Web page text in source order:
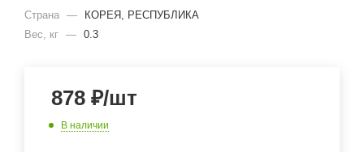
Страна —
КОРЕЯ, РЕСПУБЛИКА
Вес, кг — 0.3
878 ₽/шт
В наличии